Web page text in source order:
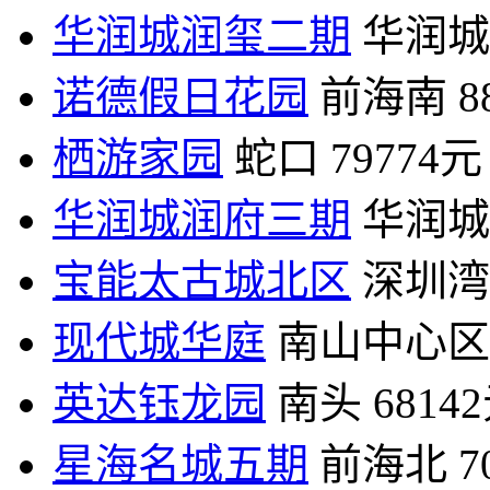
华润城润玺二期 华润城
诺德假日花园 前海南
栖游家园 蛇口 79774元
华润城润府三期 华润城
宝能太古城北区 深圳湾
现代城华庭 南山中心区
英达钰龙园 南头
星海名城五期 前海北